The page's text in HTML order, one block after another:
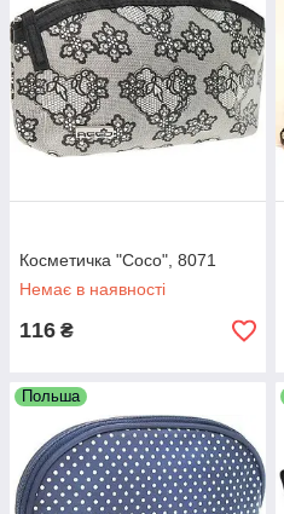
Косметичка "Coco", 8071
Немає в наявності
116 ₴
Польша